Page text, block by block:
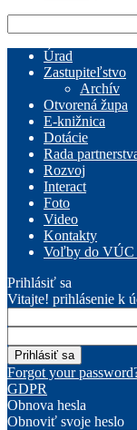
Úrad
Zastupiteľstvo
Archív
Otvorená župa
E-knižnica
Dotácie
Rada
Rozvoj
Interact
Foto
Video
Kontakty
Voľby do VÚC
Prihlásiť sa
Vitajte! prihlásenie k
Forgot your
GDPR
Obnova hesla
Obnoviť svoje heslo